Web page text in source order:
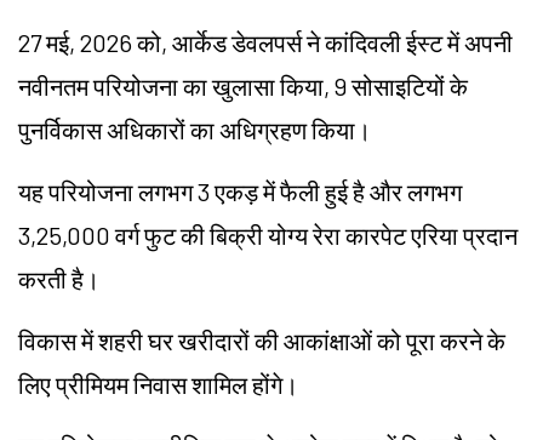
27 मई, 2026 को, आर्केड डेवलपर्स ने कांदिवली ईस्ट में अपनी
नवीनतम परियोजना का खुलासा किया, 9 सोसाइटियों के
पुनर्विकास अधिकारों का अधिग्रहण किया।
यह परियोजना लगभग 3 एकड़ में फैली हुई है और लगभग
3,25,000 वर्ग फुट की बिक्री योग्य रेरा कारपेट एरिया प्रदान
करती है।
विकास में शहरी घर खरीदारों की आकांक्षाओं को पूरा करने के
लिए प्रीमियम निवास शामिल होंगे।